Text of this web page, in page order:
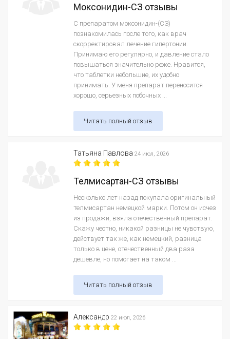
Моксонидин-СЗ отзывы
С препаратом моксонидин-(СЗ)
познакомилась после того, как врач
скорректировал лечение гипертонии.
Принимаю его регулярно, и давление стало
повышаться значительно реже. Нравится,
что таблетки небольшие, их удобно
принимать. У меня препарат переносится
хорошо, серьезных побочных ...
Читать полный отзыв
Татьяна Павлова 24 июл, 2026
Телмисартан-СЗ отзывы
Несколько лет назад покупала оригинальный
телмисартан немецкой марки. Потом он исчез
из продажи, взяла отечественный препарат.
Скажу честно, никакой разницы не чувствую,
действует так же, как немецкий, разница
только в цене, отечественный два раза
дешевле, но помогает на таком ...
Читать полный отзыв
Александр 22 июл, 2026